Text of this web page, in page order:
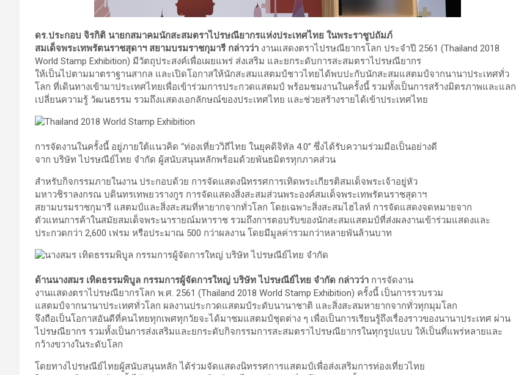
ดร.ประกอบ จิรกิติ นายกสมาคมนักสะสมตราไปรษณียากรแห่งประเทศไทย ในพระราชูปถัมภ์
สมเด็จพระเทพรัตนราชสุดาฯ สยามบรมราชกุมารี กล่าวว่า งานแสดงตราไปรษณียากรโลก ประจำปี 2561 (Thailand 2018
World Stamp Exhibition) มีวัตถุประสงค์เพื่อเผยแพร่ ส่งเสริม และยกระดับการสะสมตราไปรษณียากร
ให้เป็นไปตามมาตราฐานสากล และเปิดโอกาสให้นักสะสมแสตมป์ชาวไทยได้พบปะกับนักสะสมแสตมป์จากนานาประเทศทั่ว
โลก ที่เดินทางเข้ามาประเทศไทยเพื่อเข้าร่วมการประกวดแสตมป์ พร้อมชมงานในครั้งนี้ รวมทั้งเป็นการสร้างมิตรภาพและแลก
เปลี่ยนความรู้ วัฒนธรรม รวมถึงแสดงเอกลักษณ์ของประเทศไทย และช่วยสร้างรายได้เข้าประเทศไทย
การจัดงานในครั้งนี้ อยู่ภายใต้แนวคิด “ท่องเที่ยววิถีไทย ในยุคดิจิทัล 4.0” ซึ่งได้รับความร่วมมือเป็นอย่างดี
จาก บริษัท ไปรษณีย์ไทย จำกัด ผู้สนับสนุนหลักพร้อมด้วยพันธมิตรทุกภาคส่วน
สำหรับกิจกรรมภายในงาน ประกอบด้วย การจัดแสดงนิทรรศการเทิดพระเกียรติสมเด็จพระเจ้าอยู่หัว
มหาวชิราลงกรณ บดินทรเทพยวรางกูร การจัดแสดงสิ่งสะสมส่วนพระองค์สมเด็จพระเทพรัตนราชสุดาฯ
สยามบรมราชกุมารี แสตมป์และสิ่งสะสมที่หายากจากทั่วโลก โดยเฉพาะสิ่งสะสมไฮไลท์ การจัดแสดงจดหมายจาก
ตัวแทนการค้าในสมัยสมเด็จพระนารายณ์มหาราช รวมถึงการตอบรับของนักสะสมแสตมป์ที่ส่งผลงานเข้าร่วมแสดงและ
ประกวดกว่า 2,600 เฟรม หรือประมาณ 500 กว่าผลงาน โดยมีมูลค่ารวมกว่าหลายพันล้านบาท
ด้านนางสมร เทิดธรรมพิบูล กรรมการผู้จัดการใหญ่ บริษัท ไปรษณีย์ไทย จำกัด กล่าวว่า การจัดงาน
งานแสดงตราไปรษณียากรโลก พ.ศ. 2561 (Thailand 2018 World Stamp Exhibition) ครั้งนี้ เป็นการรวบรวม
แสตมป์จากนานาประเทศทั่วโลก ผลงานประกวดแสตมป์ระดับนานาชาติ และสิ่งสะสมหายากจากทั่วทุกมุมโลก
จึงถือเป็นโอกาสอันดีที่คนไทยทุกเพศทุกวัยจะได้มาชมแสตมป์ชุดต่าง ๆ เพื่อเป็นการเรียนรู้ถึงเรื่องราวของนานาประเทศ ผ่าน
ไปรษณียากร รวมทั้งเป็นการส่งเสริมและยกระดับกิจกรรมการสะสมตราไปรษณียากรในทุกรูปแบบ ให้เป็นที่แพร่หลายและ
กว้างขวางในระดับโลก
โดยทางไปรษณีย์ไทยผู้สนับสนุนหลัก ได้ร่วมจัดแสดงนิทรรศการแสตมป์เพื่อส่งเสริมการท่องเที่ยวไทย